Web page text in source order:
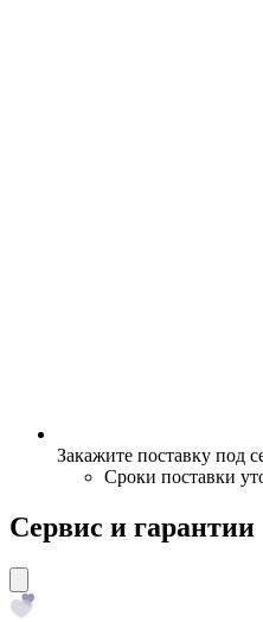
Закажите поставку под
Сроки поставки
Сервис и гарантии